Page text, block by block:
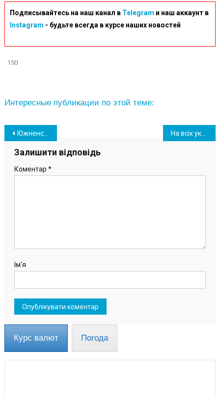
Подписывайтесь на наш канал в Telegram и наш аккаунт в
Instagram - будьте всегда в курсе наших новостей
150
Интересные публикации по этой теме:
Навігація
записів
Южненський борець став призером Всеукраїнського турніру в Полтаві На всіх українських товарах: як виглядатиме нова торгова марка “Зроблено в Україні”
Залишити відповідь
Коментар *
Ім'я
Курс валют Погода